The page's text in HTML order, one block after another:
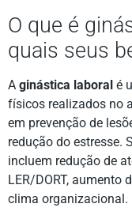
O que é
quais seus
A ginástica laboral é
físicos realizados no
em prevenção de
redução do estresse.
incluem redução de
LER/DORT, aumento
clima organizacional.